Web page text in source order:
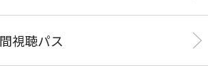
視聴パス